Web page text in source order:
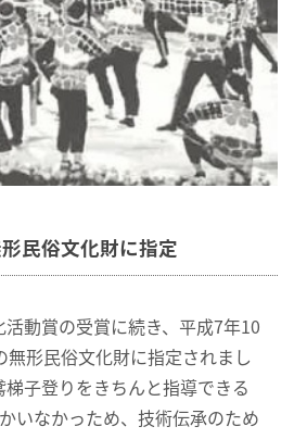
民俗文化財に指定
動賞の受賞に続き、平成7年10
無形民俗文化財に指定されまし
子登りをきちんと指導できる
いなかっため、技術伝承のため